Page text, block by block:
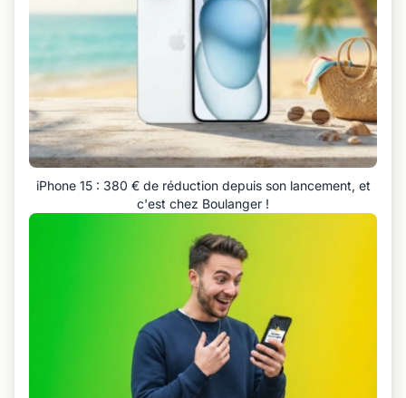
iPhone 15 : 380 € de réduction depuis son lancement, et
c'est chez Boulanger !